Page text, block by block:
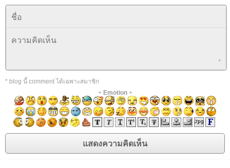
* blog นี้ comment ได้เฉพาะสมาชิก
+ Emotion+